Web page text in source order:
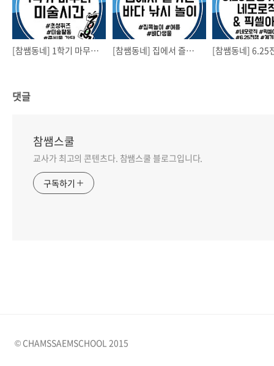
[참쌤동네] 1학기 마무리 미술 시간 [참쌤동네] 집에서 즐기는 바다 낚시 놀이
댓글
참쌤스쿨
교사가 최고의 콘텐츠다. 참쌤스쿨 블로그입니다.
구독하기
© CHAMSSAEMSCHOOL 2015